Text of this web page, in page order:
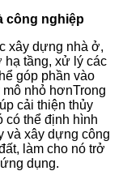
công nghiệp
xây dựng nhà ở,
tầng, xử lý các
góp phần vào
nhỏ hơnTrong
cải thiện thủy
có thể định hình
và xây dựng công
làm cho nó trở
dụng.